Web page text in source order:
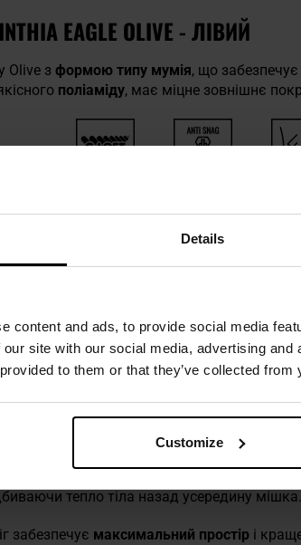
Details
content and ads, to provide social media
site with our social media, advertising
to them or that they’ve collected
Customize
EAGLE OLIVE - ЛІВИЙ
Olive з формою типу мумія, що забезпечує
поліаміду, має міцне зовнішнє
мішка
за якої жінка може
за якої чоловік може спати без
навіть після намокання, прання
тепло тіла назад усередину мішка.
забезпечує максимальний простір і